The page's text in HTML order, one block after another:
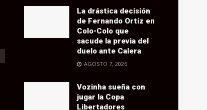
La drástica decisión
de Fernando Ortiz en
Colo-Colo que
sacude la previa del
duelo ante Calera
AGOSTO 7, 2026
Vozinha sueña con
jugar la Copa
Libertadores